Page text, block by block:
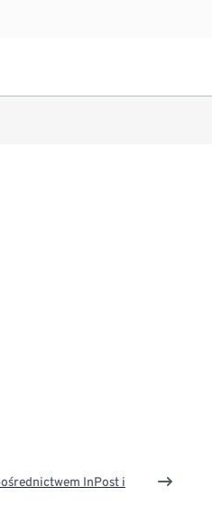
InPost i